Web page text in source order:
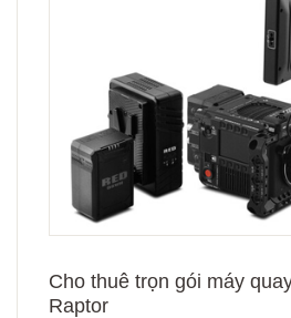
Cho thuê trọn gói máy
Raptor